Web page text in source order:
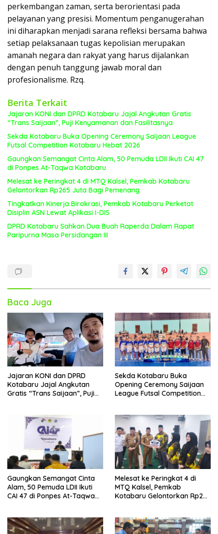
perkembangan zaman, serta berorientasi pada
pelayanan yang presisi. Momentum penganugerahan
ini diharapkan menjadi sarana refleksi bersama bahwa
setiap pelaksanaan tugas kepolisian merupakan
amanah negara dan rakyat yang harus dijalankan
dengan penuh tanggung jawab moral dan
profesionalisme. Rzq.
Berita Terkait
Jajaran KONI dan DPRD Kotabaru Jajal Angkutan Gratis
“Trans Saijaan”, Puji Kenyamanan dan Fasilitasnya
Sekda Kotabaru Buka Opening Ceremony Saijaan League
Futsal Competition Kotabaru Hebat 2026
Gaungkan Semangat Cinta Alam, 50 Pemuda LDII Ikuti CAI 47
di Ponpes At-Taqwa Kotabaru
Melesat ke Peringkat 4 di MTQ Kalsel, Pemkab Kotabaru
Gelontorkan Rp265 Juta Bagi Pemenang
Tingkatkan Kinerja Birokrasi, Pemkab Kotabaru Perketat
Disiplin ASN Lewat Aplikasi I-DIS
DPRD Kotabaru Sahkan Dua Buah Raperda Dalam Rapat
Paripurna Masa Persidangan III
Baca Juga
Jajaran KONI dan DPRD
Kotabaru Jajal Angkutan
Gratis “Trans Saijaan”, Puji
Sekda Kotabaru Buka
Opening Ceremony Saijaan
League Futsal Competition
Gaungkan Semangat Cinta
Alam, 50 Pemuda LDII Ikuti
CAI 47 di Ponpes At-Taqwa
Melesat ke Peringkat 4 di
MTQ Kalsel, Pemkab
Kotabaru Gelontorkan Rp265